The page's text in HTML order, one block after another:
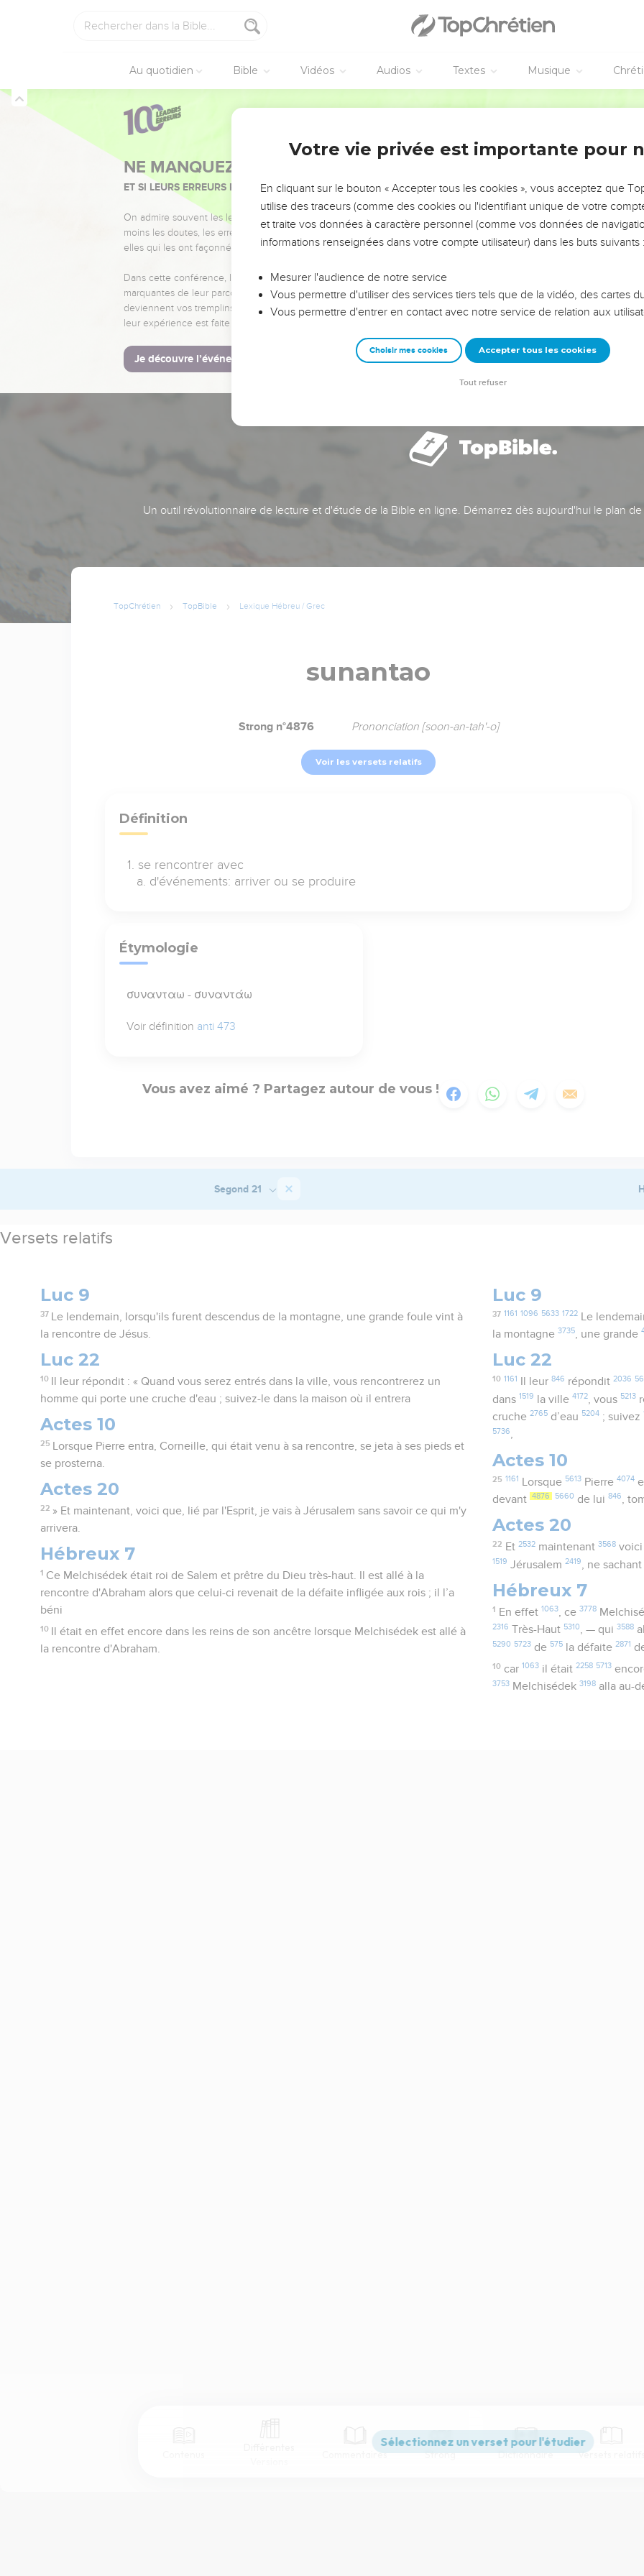
Au quotidien Bible Vidéos Audios Textes Musique
NE MANQUEZ PAS L’ÉVÉNEMENT DE L’ANNÉE !
ET SI LEURS ERREURS POUVAIENT VOUS ÉVITER LES VOTRES ?
On admire souvent les leaders pour leurs réussites, leur impact, leur foi ou leur vision. Mais on voit
moins les doutes, les erreurs et les saisons difficiles qu'ils ont traversés, alors même que ce sont
elles qui les ont façonnés.
Dans cette conférence, leaders, entrepreneurs, et responsables reviennent sur les erreurs
marquantes de leur parcours et les clés pour avancer avec plus de sagesse afin que leurs erreurs
deviennent vos tremplins. Que vous guidiez un ministère, une équipe, un groupe ou une famille,
leur expérience est faite pour vous.
Je découvre l’événement
Un outil révolutionnaire de lecture et d'étude de la Bible en ligne. Démarrez dès aujourd'hui le plan
TopChrétien TopBible Lexique Hébreu / Grec
sunantao
Strong n°4876 Prononciation [soon-an-tah'-o]
Voir les versets relatifs
Définition
se rencontrer avec
d'événements: arriver ou se produire
Étymologie
συνανταω - συναντάω
Voir définition anti 473
Vous avez aimé ? Partagez autour de vous !
Commentaires Strong Dictionnaire Versets relatifs
Segond 21
Versets relatifs
Luc 9
37
Le lendemain, lorsqu'ils furent descendus de la montagne, une grande foule vint à
la rencontre de Jésus.
Luc 22
10
Il leur répondit : « Quand vous serez entrés dans la ville, vous rencontrerez un
homme qui porte une cruche d'eau ; suivez-le dans la maison où il entrera
Actes 10
25
Lorsque Pierre entra, Corneille, qui était venu à sa rencontre, se jeta à ses pieds et
se prosterna.
Actes 20
22 » Et maintenant, voici que, lié par l'Esprit, je vais à Jérusalem sans savoir ce qui m'y
arrivera.
Hébreux 7
1 Ce Melchisédek était roi de Salem et prêtre du Dieu très-haut. Il est allé à la
rencontre d'Abraham alors que celui-ci revenait de la défaite infligée aux rois ; il l’a
béni
10
Il était en effet encore dans les reins de son ancêtre lorsque Melchisédek est allé à
la rencontre d'Abraham.
Luc 9
37 1161 1096 5633 1722Le
la montagne3735, une grande
Luc 22
10 1161 Il leur 846 répondit 2036
dans 1519 la ville4172 , vous 5213
cruche2765 d’eau 5204 ; suivez
5736,
Actes 10
25 1161 Lorsque 5613Pierre 4074
devant 4876 5660 de lui846,
Actes 20
22 Et 2532maintenant 3568voici
1519 Jérusalem2419 , ne sachant
Hébreux 7
1 En effet 1063, ce 3778
2316 Très-Haut 5310, — qui3588
5290 5723 de 575 la défaite2871
10 car 1063il était 2258 5713
3753 Melchisédek3198 alla au-
Votre vie privée est importante pour
En cliquant sur le bouton « Accepter tous les cookies », vous acceptez que
utilise des traceurs (comme des cookies ou l'identifiant unique de votre
et traite vos données à caractère personnel (comme vos données de
informations renseignées dans votre compte utilisateur) dans les buts suivants :
Mesurer l'audience de notre service
Vous permettre d'utiliser des services tiers tels que de la vidéo, des cartes
Vous permettre d'entrer en contact avec notre service de relation aux
Choisir mes cookies Accepter tous les cookies
Tout refuser